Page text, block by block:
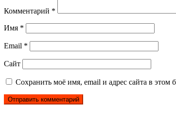
Комментарий *
Имя *
Email *
Сайт
Сохранить моё имя, email и адрес сайта в